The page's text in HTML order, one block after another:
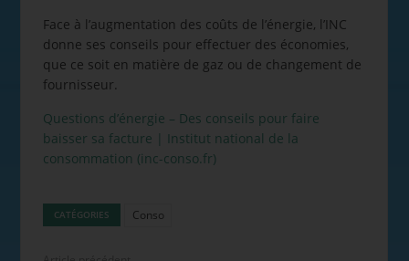
Face à l’augmentation des coûts de l’énergie, l’INC
donne ses conseils pour effectuer des économies,
que ce soit en matière de gaz ou de changement de
fournisseur.
Questions d’énergie – Des conseils pour faire
baisser sa facture | Institut national de la
consommation (inc-conso.fr)
CATÉGORIES Conso